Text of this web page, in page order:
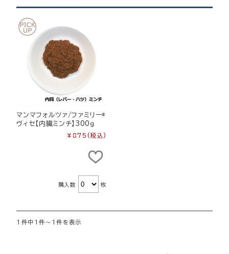
マンマフォルツァ/ファミリー*
ヴィセ【内臓ミンチ】300ｇ
¥875 (税込)
購入数 枚
1件中1件～1件を表示